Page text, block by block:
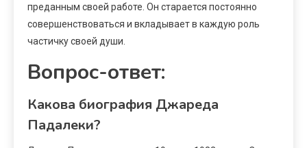
преданным своей работе. Он старается постоянно
совершенствоваться и вкладывает в каждую роль
частичку своей души.
Вопрос-ответ:
Какова биография Джареда
Падалеки?